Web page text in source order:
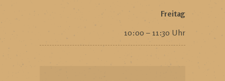
Freitag
10:00 – 11:30 Uhr